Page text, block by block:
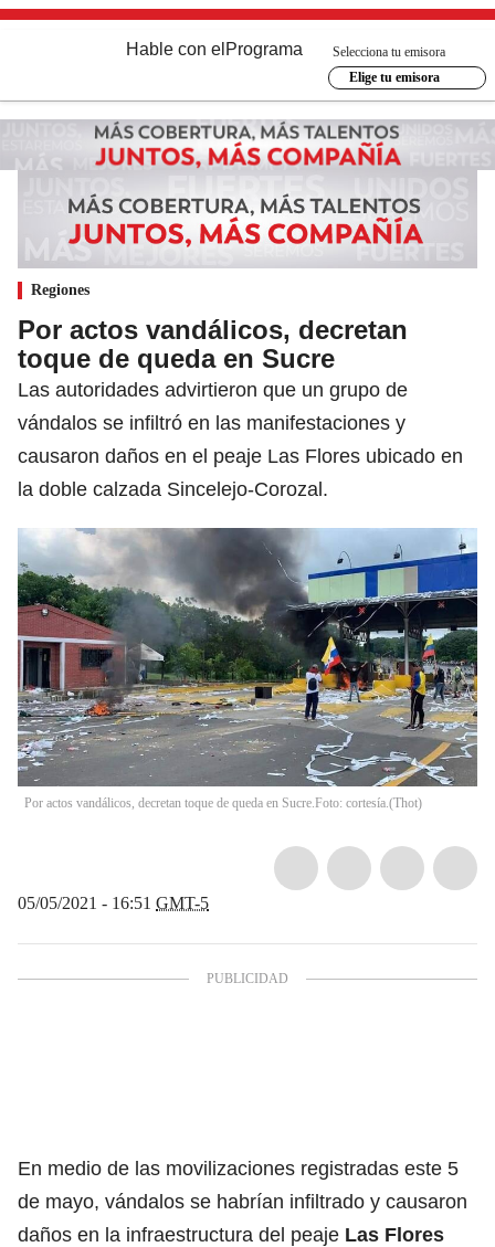
Hable con el Programa
Selecciona tu emisora
Elige tu emisora
Regiones
Por actos vandálicos, decretan
toque de queda en Sucre
Las autoridades advirtieron que un grupo de
vándalos se infiltró en las manifestaciones y
causaron daños en el peaje Las Flores ubicado en
la doble calzada Sincelejo-Corozal.
Por actos vandálicos, decretan toque de queda en Sucre.Foto: cortesía.(Thot)
05/05/2021 - 16:51 GMT-5
En medio de las movilizaciones registradas este 5
de mayo, vándalos se habrían infiltrado y causaron
daños en la infraestructura del peaje Las Flores